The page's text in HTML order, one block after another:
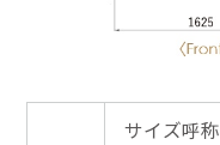
サイズ呼称